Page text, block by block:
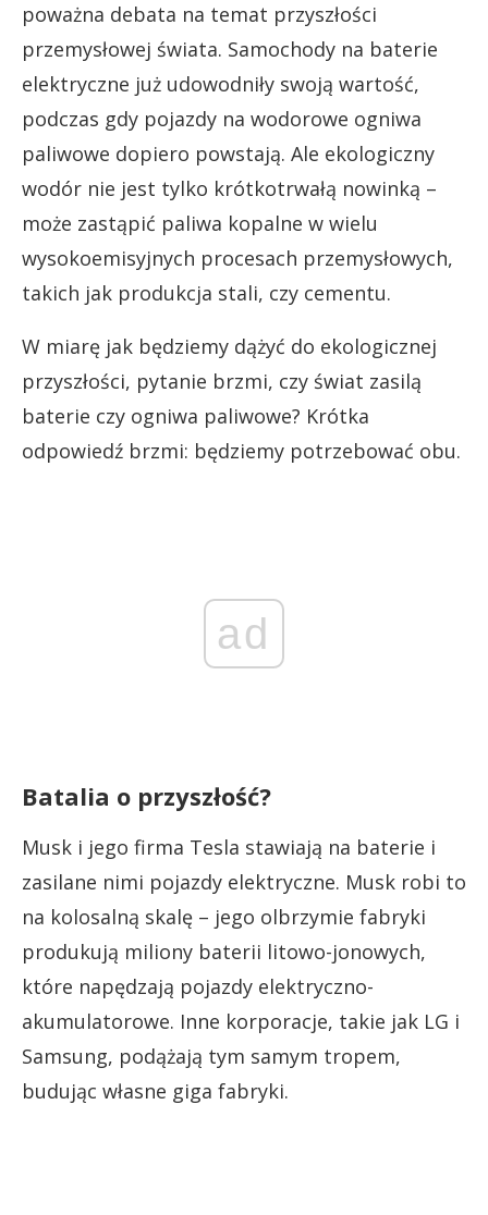
poważna debata na temat przyszłości
przemysłowej świata. Samochody na baterie
elektryczne już udowodniły swoją wartość,
podczas gdy pojazdy na wodorowe ogniwa
paliwowe dopiero powstają. Ale ekologiczny
wodór nie jest tylko krótkotrwałą nowinką –
może zastąpić paliwa kopalne w wielu
wysokoemisyjnych procesach przemysłowych,
takich jak produkcja stali, czy cementu.
W miarę jak będziemy dążyć do ekologicznej
przyszłości, pytanie brzmi, czy świat zasilą
baterie czy ogniwa paliwowe? Krótka
odpowiedź brzmi: będziemy potrzebować obu.
ad
Batalia o przyszłość?
Musk i jego firma Tesla stawiają na baterie i
zasilane nimi pojazdy elektryczne. Musk robi to
na kolosalną skalę – jego olbrzymie fabryki
produkują miliony baterii litowo-jonowych,
które napędzają pojazdy elektryczno-
akumulatorowe. Inne korporacje, takie jak LG i
Samsung, podążają tym samym tropem,
budując własne giga fabryki.